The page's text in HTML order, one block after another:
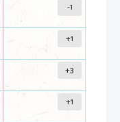
-1
+1
+3
+1